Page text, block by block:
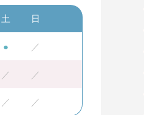
土 日
● ／
／ ／
／ ／